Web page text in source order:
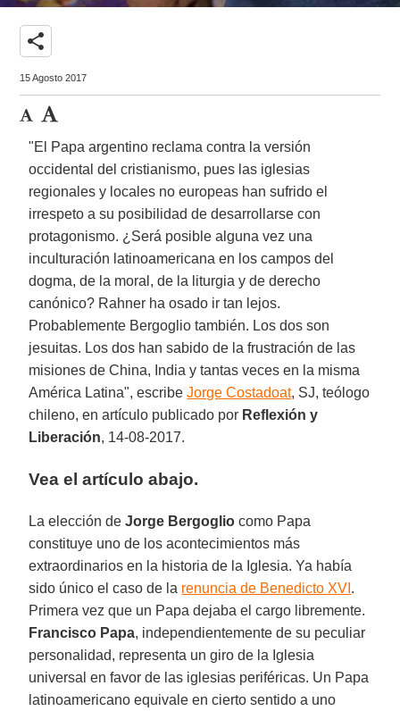
share
15 Agosto 2017
"El Papa argentino reclama contra la versión
occidental del cristianismo, pues las iglesias
regionales y locales no europeas han sufrido el
irrespeto a su posibilidad de desarrollarse con
protagonismo. ¿Será posible alguna vez una
inculturación latinoamericana en los campos del
dogma, de la moral, de la liturgia y de derecho
canónico? Rahner ha osado ir tan lejos.
Probablemente Bergoglio también. Los dos son
jesuitas. Los dos han sabido de la frustración de las
misiones de China, India y tantas veces en la misma
América Latina", escribeJorge Costadoat, SJ, teólogo
chileno, en artículo publicado por Reflexión y
Liberación, 14-08-2017.
Vea el artículo abajo.
La elección deJorge Bergoglio como Papa
constituye uno de los acontecimientos más
extraordinarios en la historia de la Iglesia. Ya había
sido único el caso de la renuncia de Benedicto XVI .
Primera vez que un Papa dejaba el cargo libremente.
Francisco Papa, independientemente de su peculiar
personalidad, representa un giro de la Iglesia
universal en favor de las iglesias periféricas. Un Papa
latinoamericano equivale en cierto sentido a uno